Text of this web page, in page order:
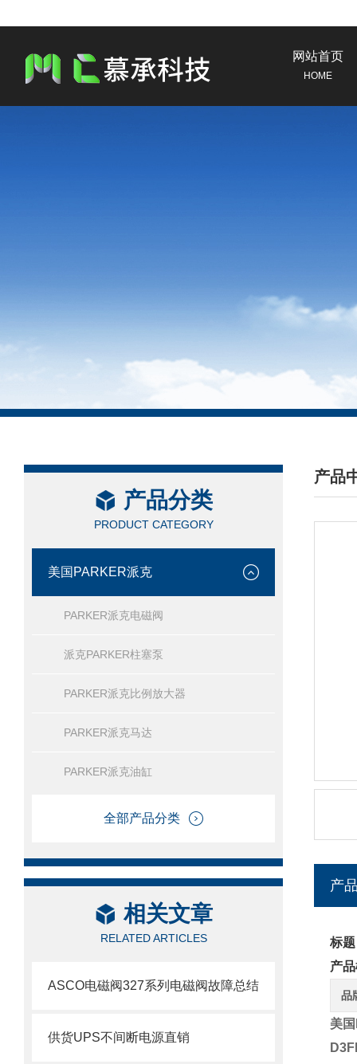
网站首页
HOME
产品分类
PRODUCT CATEGORY
美国PARKER派克
PARKER派克电磁阀
派克PARKER柱塞泵
PARKER派克比例放大器
PARKER派克马达
PARKER派克油缸
全部产品分类
相关文章
RELATED ARTICLES
ASCO电磁阀327系列电磁阀故障总结
供货UPS不间断电源直销
产品
/
产
标
产
品
美